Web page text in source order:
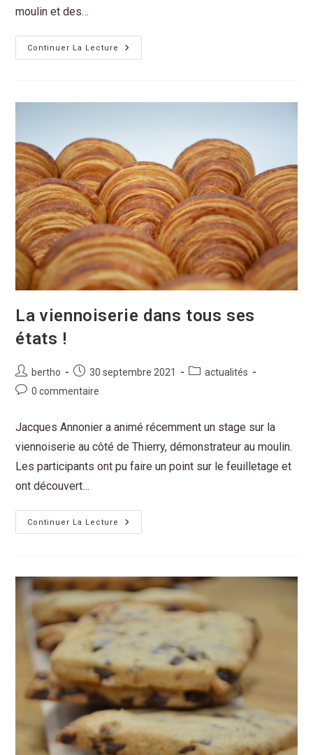
moulin et des…
Continuer La Lecture
La viennoiserie dans tous ses
états !
bertho 30 septembre 2021
actualités
0 commentaire
Jacques Annonier a animé récemment un stage sur la
viennoiserie au côté de Thierry, démonstrateur au moulin.
Les participants ont pu faire un point sur le feuilletage et
ont découvert…
Continuer La Lecture